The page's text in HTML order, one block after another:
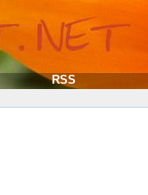
RSS